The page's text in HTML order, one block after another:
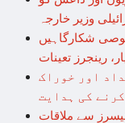
وزیر خارجہ
شکارگاہیں
رینجرز تعینات
اور خوراک
کی ہدایت
سے ملاقات